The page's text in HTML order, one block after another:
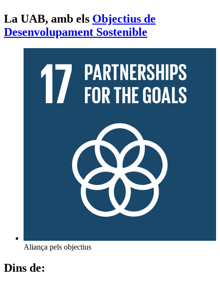
La UAB, amb els Objectius de
Desenvolupament Sostenible
Aliança pels objectius
Dins de: